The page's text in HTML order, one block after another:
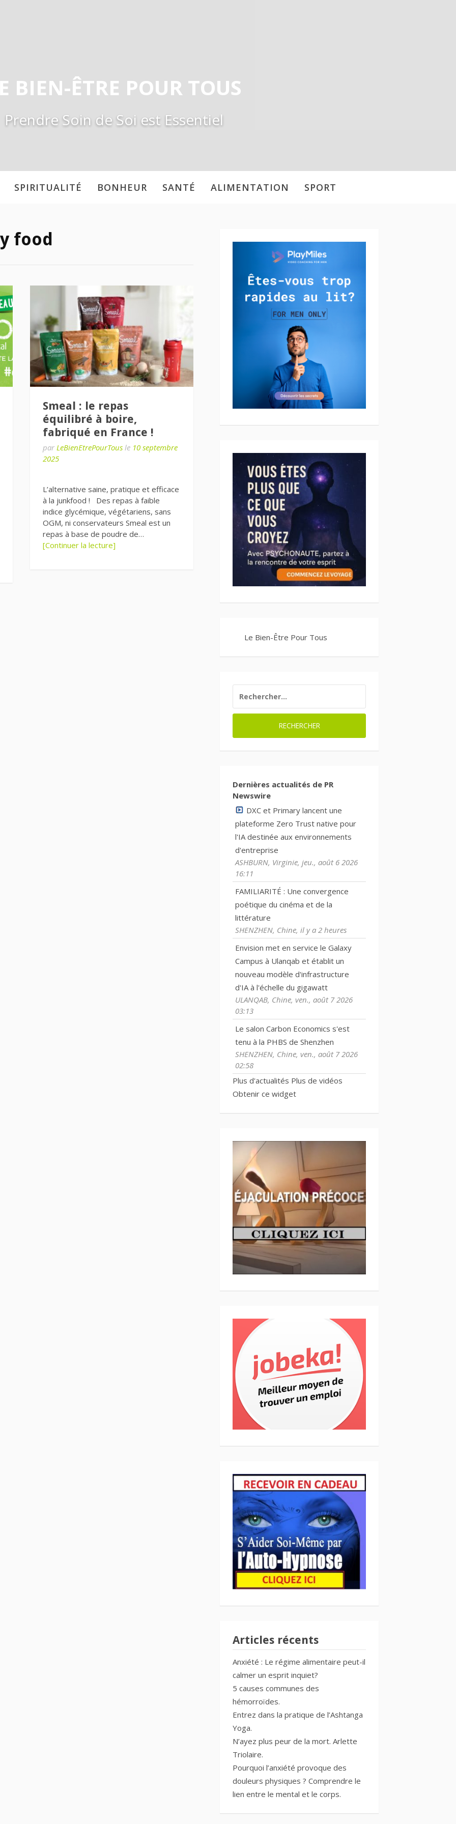
BIEN-ÊTRE POUR TOUS
Prendre Soin de Soi est Essentiel
SPIRITUALITÉ BONHEUR SANTÉ ALIMENTATION SPORT
food
Smeal : le repas
équilibré à boire,
fabriqué en France !
par LeBienEtrePourTousle 10 septembre
2025
L’alternative saine, pratique et efficace
à la junkfood ! Des repas à faible
indice glycémique, végétariens, sans
OGM, ni conservateurs Smeal est un
repas à base de poudre de…
[Continuer la lecture]
Le Bien-Être Pour Tous
Dernières actualités de PR
Newswire
DXC et Primary lancent une
plateforme Zero Trust native pour
l'IA destinée aux environnements
d'entreprise
ASHBURN, Virginie, jeu., août 6 2026
16:11
FAMILIARITÉ : Une convergence
poétique du cinéma et de la
littérature
SHENZHEN, Chine, il y a 2 heures
Envision met en service le Galaxy
Campus à Ulanqab et établit un
nouveau modèle d'infrastructure
d'IA à l'échelle du gigawatt
ULANQAB, Chine, ven., août 7 2026
03:13
Le salon Carbon Economics s'est
tenu à la PHBS de Shenzhen
SHENZHEN, Chine, ven., août 7 2026
02:58
Plus d'actualités Plus de vidéos
Obtenir ce widget
Articles récents
Anxiété : Le régime alimentaire peut-il
calmer un esprit inquiet?
5 causes communes des
hémorroïdes.
Entrez dans la pratique de l’Ashtanga
Yoga.
N’ayez plus peur de la mort. Arlette
Triolaire.
Pourquoi l’anxiété provoque des
douleurs physiques ? Comprendre le
lien entre le mental et le corps.